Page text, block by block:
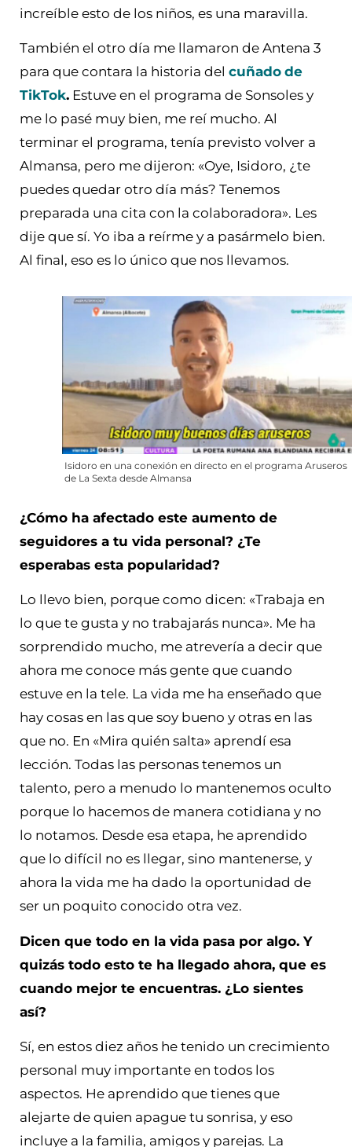
increíble esto de los niños, es una maravilla.
También el otro día me llamaron de Antena 3
para que contara la historia del cuñado de
TikTok. Estuve en el programa de Sonsoles y
me lo pasé muy bien, me reí mucho. Al
terminar el programa, tenía previsto volver a
Almansa, pero me dijeron: «Oye, Isidoro, ¿te
puedes quedar otro día más? Tenemos
preparada una cita con la colaboradora». Les
dije que sí. Yo iba a reírme y a pasármelo bien.
Al final, eso es lo único que nos llevamos.
Isidoro en una conexión en directo en el programa Aruseros
de La Sexta desde Almansa
¿Cómo ha afectado este aumento de
seguidores a tu vida personal? ¿Te
esperabas esta popularidad?
Lo llevo bien, porque como dicen: «Trabaja en
lo que te gusta y no trabajarás nunca». Me ha
sorprendido mucho, me atrevería a decir que
ahora me conoce más gente que cuando
estuve en la tele. La vida me ha enseñado que
hay cosas en las que soy bueno y otras en las
que no. En «Mira quién salta» aprendí esa
lección. Todas las personas tenemos un
talento, pero a menudo lo mantenemos oculto
porque lo hacemos de manera cotidiana y no
lo notamos. Desde esa etapa, he aprendido
que lo difícil no es llegar, sino mantenerse, y
ahora la vida me ha dado la oportunidad de
ser un poquito conocido otra vez.
Dicen que todo en la vida pasa por algo. Y
quizás todo esto te ha llegado ahora, que es
cuando mejor te encuentras. ¿Lo sientes
así?
Sí, en estos diez años he tenido un crecimiento
personal muy importante en todos los
aspectos. He aprendido que tienes que
alejarte de quien apague tu sonrisa, y eso
incluye a la familia, amigos y parejas. La